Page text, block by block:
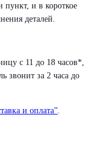
пункт, и в короткое
деталей.
с 11 до 18 часов*,
звонит за 2 часа до
и оплата”